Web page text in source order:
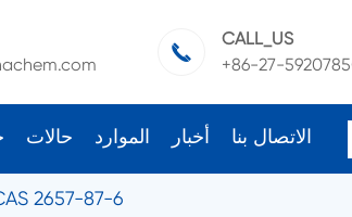

CALL_US
+86-27-
حالات الموارد أخبار الاتصال بنا
2657-87-6